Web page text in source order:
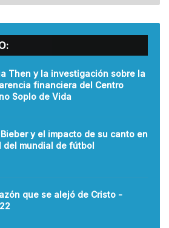
Then y la investigación sobre la
financiera del Centro
Soplo de Vida
y el impacto de su canto en
del mundial de fútbol
que se alejó de Cristo -